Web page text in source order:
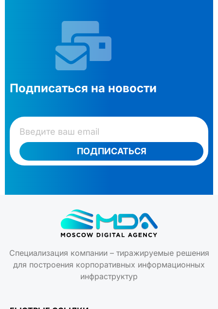
Подписаться на новости
ПОДПИСАТЬСЯ
Специализация компании – тиражируемые решения
для построения корпоративных информационных
инфраструктур